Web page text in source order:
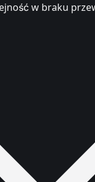
w braku